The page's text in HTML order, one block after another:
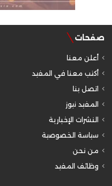
صفحات
أعلن معنا
أكتب معنا في المفيد
اتصل بنا
المفيد نيوز
النشرات الإخبارية
سياسة الخصوصية
من نحن
وظائف المفيد